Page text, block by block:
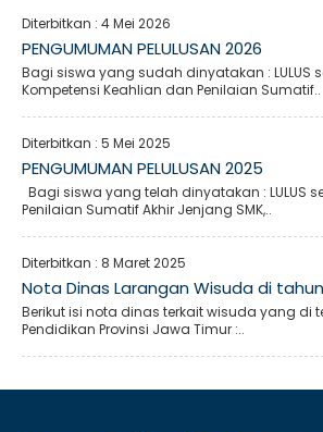
Diterbitkan : 4 Mei 2026
PENGUMUMAN PELULUSAN 2026
Bagi siswa yang sudah dinyatakan : LULUS
Kompetensi Keahlian dan Penilaian Sumatif..
Diterbitkan : 5 Mei 2025
PENGUMUMAN PELULUSAN 2025
Bagi siswa yang telah dinyatakan : LULUS
Penilaian Sumatif Akhir Jenjang SMK,..
Diterbitkan : 8 Maret 2025
Nota Dinas Larangan Wisuda di
Berikut isi nota dinas terkait wisuda yang di
Pendidikan Provinsi Jawa Timur :..